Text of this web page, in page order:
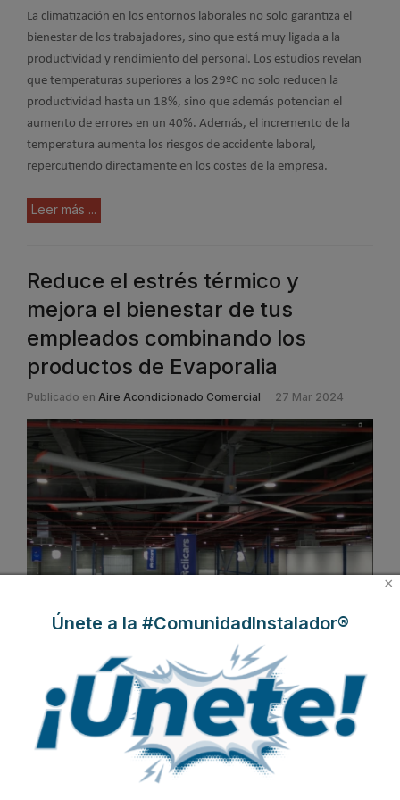
La climatización en los entornos laborales no solo garantiza el
bienestar de los trabajadores, sino que está muy ligada a la
productividad y rendimiento del personal. Los estudios revelan
que temperaturas superiores a los 29ºC no solo reducen la
productividad hasta un 18%, sino que además potencian el
aumento de errores en un 40%. Además, el incremento de la
temperatura aumenta los riesgos de accidente laboral,
repercutiendo directamente en los costes de la empresa.
Leer más ...
Reduce el estrés térmico y
mejora el bienestar de tus
empleados combinando los
productos de Evaporalia
Publicado en Aire Acondicionado Comercial 27 Mar 2024
ha puesto de relieve la importancia de soluciones de
climatización industrial para afrontar los desafíos térmicos
emergentes en los entornos industriales modernos. Estas
soluciones, que se encuentran bajo la marca
HiCool y LFans,
combinan tecnología avanzada con un enfoque eco-responsable
proporcionando un ambiente de trabajo óptimo mejorando la
×
Únete a la #ComunidadInstalador®